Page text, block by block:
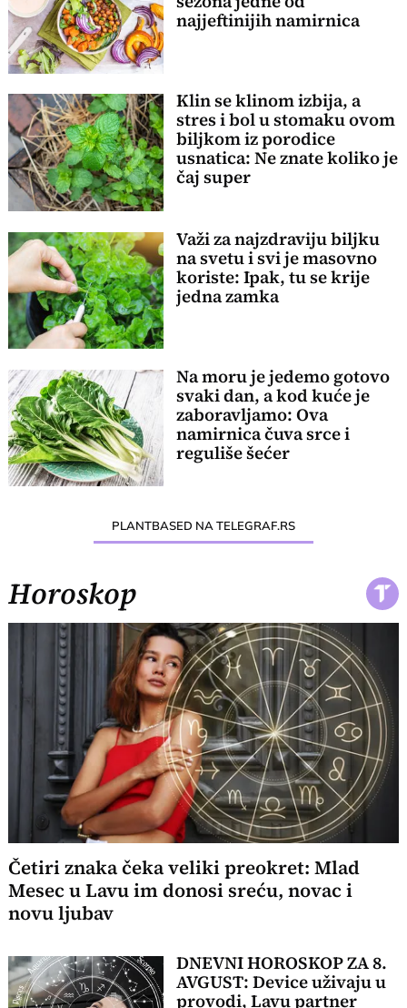
najjeftinijih namirnica
Klin se klinom izbija, a
stres i bol u stomaku ovom
biljkom iz porodice
usnatica: Ne znate koliko je
čaj super
Važi za najzdraviju biljku
na svetu i svi je masovno
koriste: Ipak, tu se krije
jedna zamka
Na moru je jedemo gotovo
svaki dan, a kod kuće je
zaboravljamo: Ova
namirnica čuva srce i
reguliše šećer
PLANTBASED NA TELEGRAF.RS
Horoskop
Četiri znaka čeka veliki preokret: Mlad
Mesec u Lavu im donosi sreću, novac i
novu ljubav
DNEVNI HOROSKOP ZA 8.
AVGUST: Device uživaju u
provodi, Lavu partner